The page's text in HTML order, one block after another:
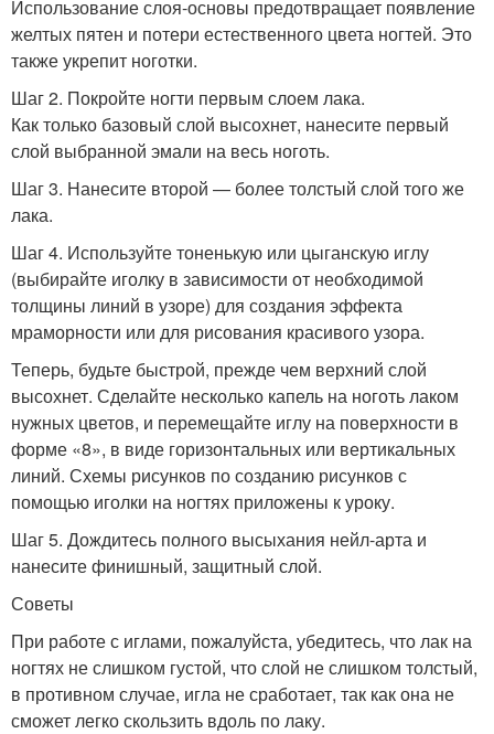
Использование слоя-основы предотвращает появление
желтых пятен и потери естественного цвета ногтей. Это
также укрепит ноготки.
Шаг 2. Покройте ногти первым слоем лака.
Как только базовый слой высохнет, нанесите первый
слой выбранной эмали на весь ноготь.
Шаг 3. Нанесите второй — более толстый слой того же
лака.
Шаг 4. Используйте тоненькую или цыганскую иглу
(выбирайте иголку в зависимости от необходимой
толщины линий в узоре) для создания эффекта
мраморности или для рисования красивого узора.
Теперь, будьте быстрой, прежде чем верхний слой
высохнет. Сделайте несколько капель на ноготь лаком
нужных цветов, и перемещайте иглу на поверхности в
форме «8», в виде горизонтальных или вертикальных
линий. Схемы рисунков по созданию рисунков с
помощью иголки на ногтях приложены к уроку.
Шаг 5. Дождитесь полного высыхания нейл-арта и
нанесите финишный, защитный слой.
Советы
При работе с иглами, пожалуйста, убедитесь, что лак на
ногтях не слишком густой, что слой не слишком толстый,
в противном случае, игла не сработает, так как она не
сможет легко скользить вдоль по лаку.